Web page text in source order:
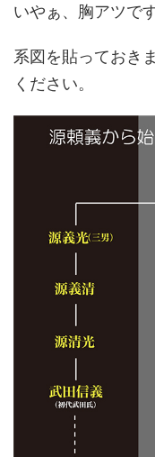
いやぁ、胸アツです
系図を貼っておき
ください。